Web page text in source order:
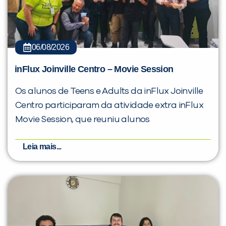
06/08/2026
inFlux Joinville Centro – Movie Session
Os alunos de Teens e Adults da inFlux Joinville
Centro participaram da atividade extra inFlux
Movie Session, que reuniu alunos
Leia mais...